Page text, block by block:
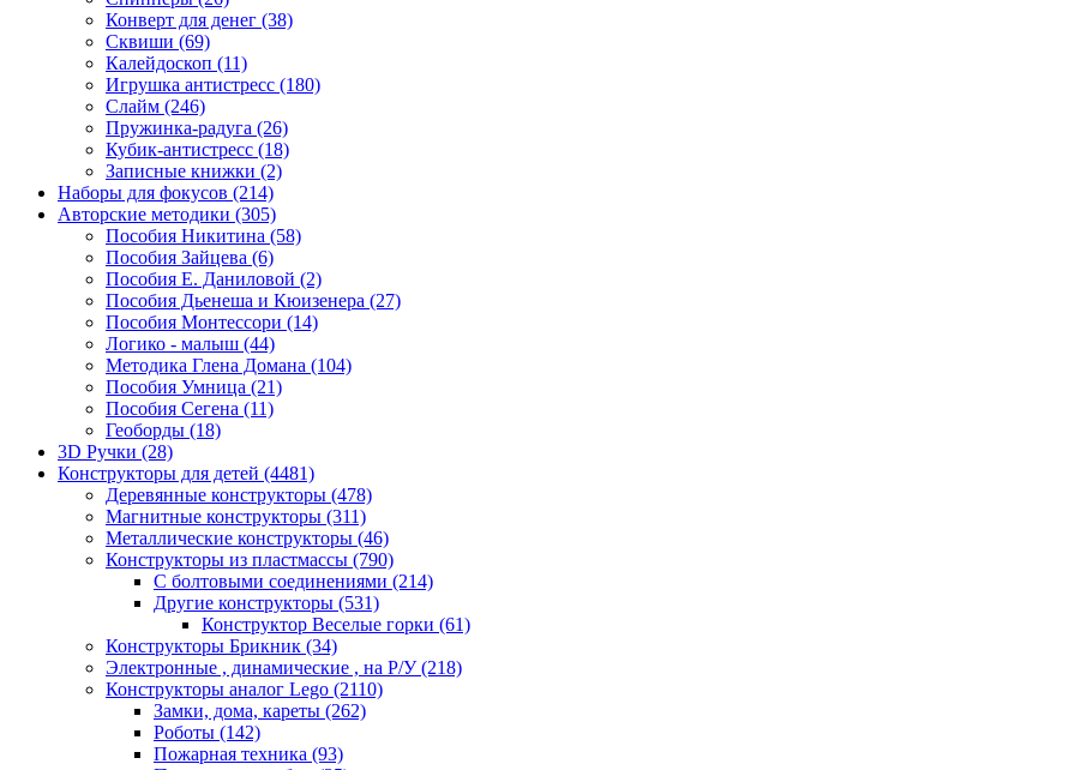
Конверт для денег (38)
Сквиши (69)
Калейдоскоп (11)
Игрушка антистресс (180)
Слайм (246)
Пружинка-радуга (26)
Кубик-антистресс (18)
Записные книжки (2)
Наборы для фокусов (214)
Авторские методики (305)
Пособия Никитина (58)
Пособия Зайцева (6)
Пособия Е. Даниловой (2)
Пособия Дьенеша и Кюизенера (27)
Пособия Монтессори (14)
Логико - малыш (44)
Методика Глена Домана (104)
Пособия Умница (21)
Пособия Сегена (11)
Геоборды (18)
3D Ручки (28)
Конструкторы для детей (4481)
Деревянные конструкторы (478)
Магнитные конструкторы (311)
Металлические конструкторы (46)
Конструкторы из пластмассы (790)
С болтовыми соединениями (214)
Другие конструкторы (531)
Конструктор Веселые горки (61)
Конструкторы Брикник (34)
Электронные , динамические , на Р/У(218)
Конструкторы аналог Lego (2110)
Замки, дома, кареты (262)
Роботы (142)
Пожарная техника (93)